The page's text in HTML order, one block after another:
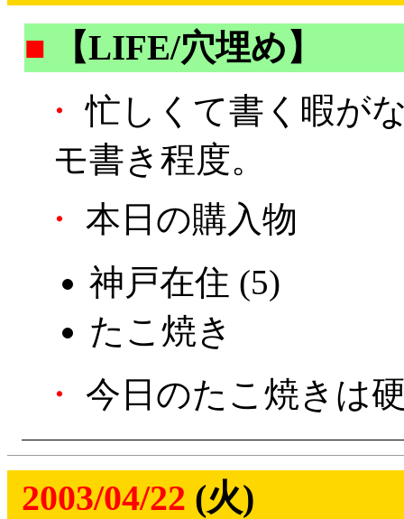
■
【LIFE/穴埋め】
・ 忙しくて書く暇が
モ書き程度。
・
本日の購入物
神戸在住 (5)
たこ焼き
・
今日のたこ焼きは
2003/04/22 (火)